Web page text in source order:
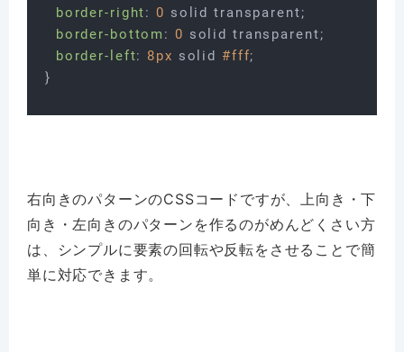
border-right: 0 solid transparent;
border-bottom : 0 solid transparent;
border-left: 8px solid #fff;
右向きのパターンのCSSコードですが、上向き・下
向き・左向きのパターンを作るのがめんどくさい方
は、シンプルに要素の回転や反転をさせることで簡
単に対応できます。